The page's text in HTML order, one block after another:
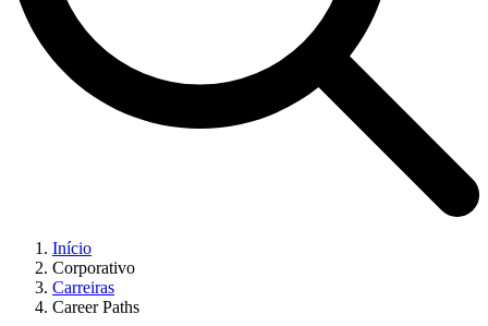
Início
Corporativo
Carreiras
Career Paths